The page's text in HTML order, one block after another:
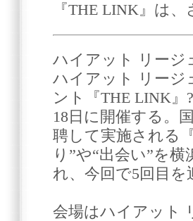
『THE LINK』は
ハイアット リージ
ハイアット リージ
ント『THE LINK』
18日に開催する。
聘して実施される
り”や“出会い”を
れ、今回で5回目を
会場はハイアット